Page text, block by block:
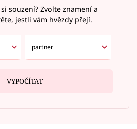
si souzení? Zvolte znamení a
jestli vám hvězdy přejí.
VYPOČÍTAT